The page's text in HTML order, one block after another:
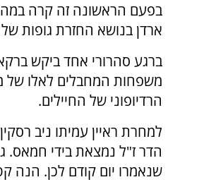
בפעם הראשונה זה קרה
ארדן בנושא החזרת גופות
ברגע סהרורי אחד ביקש
משפחות המחבלים לאלו של
הרדיופוני של החיילים.
למחרת ראיין עמיתו ניב
הדר ז"ל נמצאת בידי חמאס.
שנאמרו יום קודם לכן. הנה